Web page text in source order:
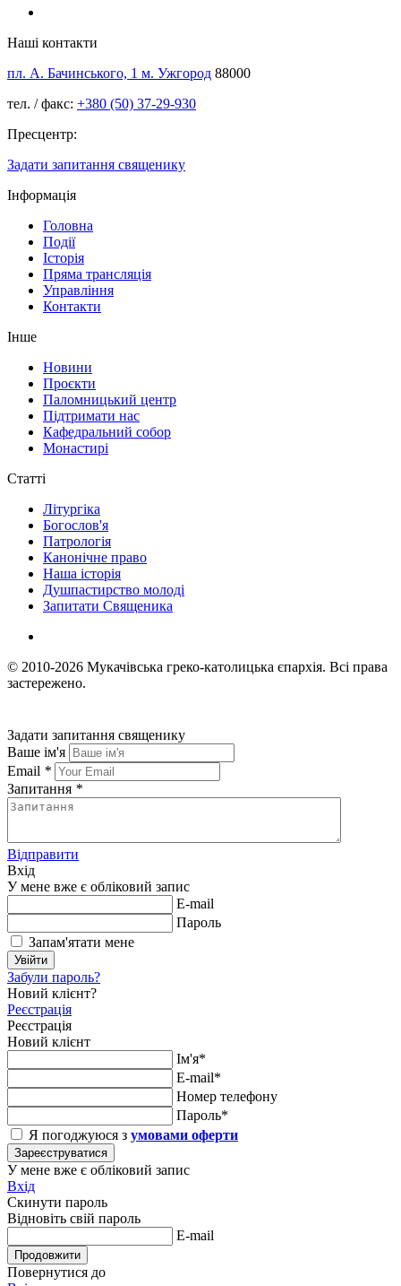
Наші контакти
пл. А. Бачинського, 1 м. Ужгород 88000
тел. / факс: +380 (50) 37-29-930
Пресцентр:
Задати запитання священику
Інформація
Головна
Події
Історія
Пряма трансляція
Управління
Контакти
Інше
Новини
Проєкти
Паломницький центр
Підтримати нас
Кафедральний собор
Монастирі
Статті
Літургіка
Богослов'я
Патрологія
Канонічне право
Наша історія
Душпастирство молоді
Запитати Священика
© 2010-2026 Мукачівська греко-католицька єпархія. Всі права
застережено.
Задати запитання священику
Ваше ім'я
Email *
Запитання *
Відправити
Вхід
У мене вже є обліковий запис
E-mail
Пароль
Запам'ятати мене
Увійти
Забули пароль?
Новий клієнт?
Реєстрація
Реєстрація
Новий клієнт
Ім'я*
E-mail*
Номер телефону
Пароль*
Я погоджуюся з умовами оферти
Зареєструватися
У мене вже є обліковий запис
Вхід
Скинути пароль
Відновіть свій пароль
E-mail
Продовжити
Повернутися до